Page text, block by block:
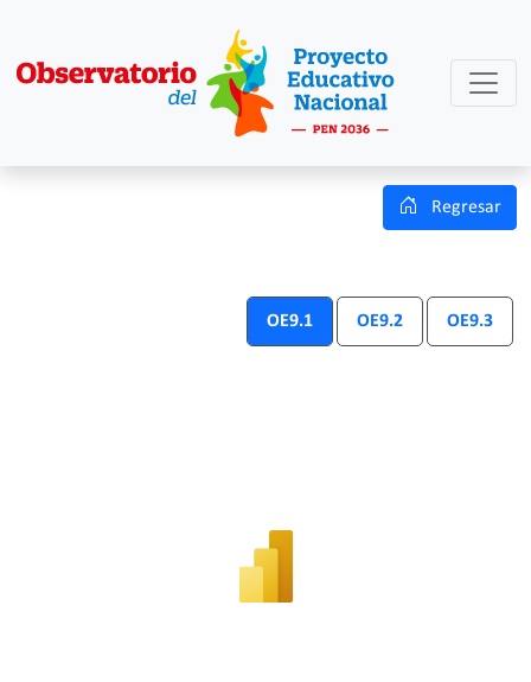
Regresar
OE9.1 OE9.2 OE9.3